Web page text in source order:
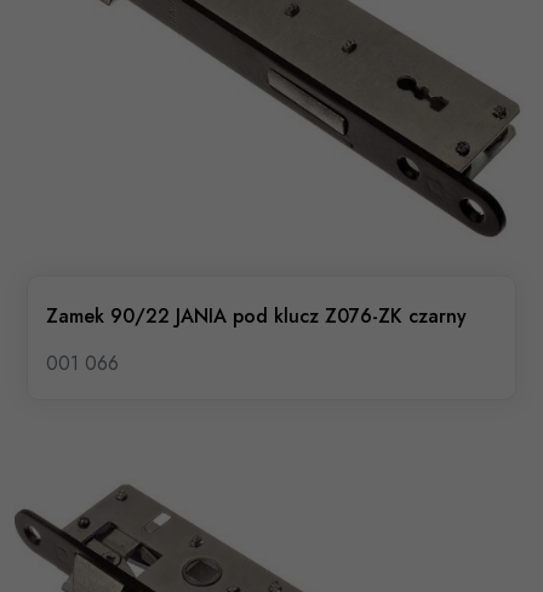
Zamek 90/22 JANIA pod klucz Z076-ZK czarny
001 066